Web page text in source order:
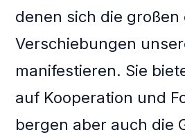
denen sich die
Verschiebungen
manifestieren. Sie
auf Kooperation und
bergen aber auch die